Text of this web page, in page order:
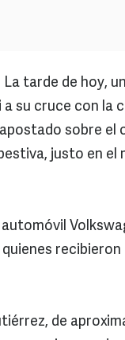
La tarde de hoy,
su cruce con la
sobre el
justo en el
de